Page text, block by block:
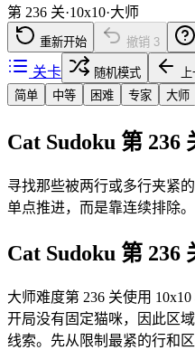
第 236 关·10x10·大师
重新开始 撤销 3
关卡 随机模式
简单
中等 困难 专家 大师
Cat Sudoku 第 236
寻找那些被两行或多行夹紧
单点推进，而是靠连续排除。
Cat Sudoku 第 236
大师难度第 236 关使用
开局没有固定猫咪，因此区
线索。先从限制最紧的行和